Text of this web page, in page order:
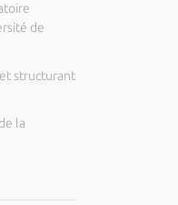
de
structurant
la